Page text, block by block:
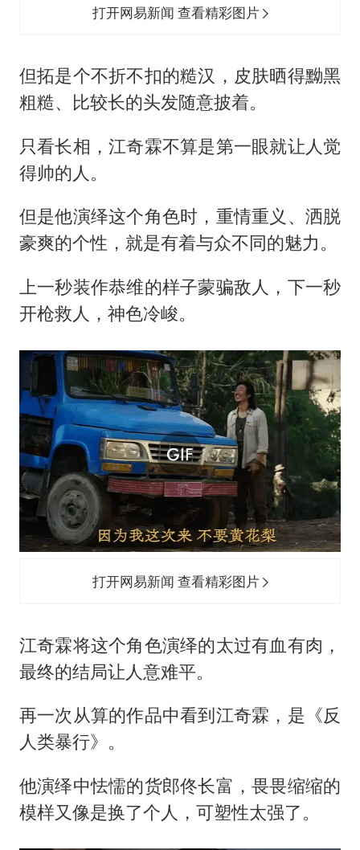
打开网易新闻 查看精彩图片
但拓是个不折不扣的糙汉，皮肤晒得黝黑
粗糙、比较长的头发随意披着。
只看长相，江奇霖不算是第一眼就让人觉
得帅的人。
但是他演绎这个角色时，重情重义、洒脱
豪爽的个性，就是有着与众不同的魅力。
上一秒装作恭维的样子蒙骗敌人，下一秒
开枪救人，神色冷峻。
打开网易新闻 查看精彩图片
江奇霖将这个角色演绎的太过有血有肉，
最终的结局让人意难平。
再一次从算的作品中看到江奇霖，是《反
人类暴行》。
他演绎中怯懦的货郎佟长富，畏畏缩缩的
模样又像是换了个人，可塑性太强了。